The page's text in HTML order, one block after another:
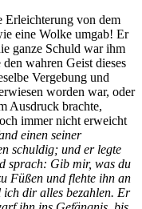
Erleichterung von dem
eine Wolke umgab! Er
ganze Schuld war ihm
wahren Geist dieses
Vergebung und
worden war, oder
Ausdruck brachte,
immer nicht erweicht
einen seiner
schuldig; und er legte
sprach: Gib mir, was du
Füßen und flehte ihn an
dir alles bezahlen. Er